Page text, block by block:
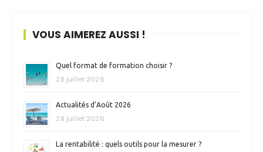
VOUS AIMEREZ AUSSI !
Quel format de formation choisir ?
28 juillet 2026
Actualités d’Août 2026
28 juillet 2026
La rentabilité : quels outils pour la mesurer ?